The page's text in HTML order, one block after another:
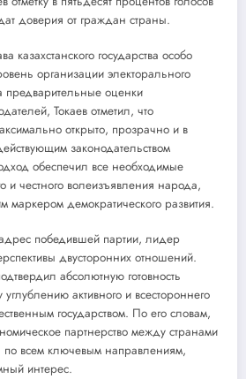
доверия от граждан страны.
казахстанского государства особо
организации электорального
предварительные оценки
Токаев отметил, что
открыто, прозрачно и в
законодательством
обеспечил все необходимые
и честного волеизъявления народа,
маркером демократического развития.
победившей партии, лидер
двусторонних отношений.
абсолютную готовность
активного и всестороннего
государством. По его словам,
партнерство между странами
по всем ключевым направлениям,
интерес.